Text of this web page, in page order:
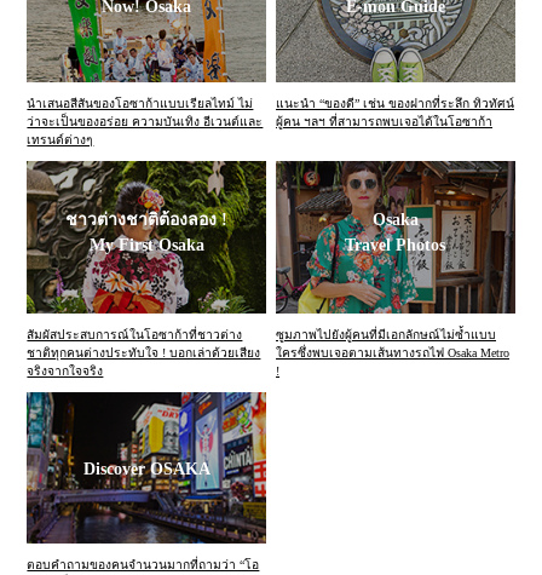
Now! Osaka
นำเสนอสีสันของโอซาก้าแบบเรียลไทม์ ไม่
ว่าจะเป็นของอร่อย ความบันเทิง อีเวนต์และ
เทรนด์ต่างๆ
E-mon Guide
แนะนำ “ของดี” เช่น ของฝากที่ระลึก ทิวทัศน์
ผู้คน ฯลฯ ที่สามารถพบเจอได้ในโอซาก้า
ชาวต่างชาติต้องลอง !
My First Osaka
สัมผัสประสบการณ์ในโอซาก้าที่ชาวต่าง
ชาติทุกคนต่างประทับใจ ! บอกเล่าด้วยเสียง
จริงจากใจจริง
Osaka
Travel Photos
ซูมภาพไปยังผู้คนที่มีเอกลักษณ์ไม่ซ้ำแบบ
ใครซึ่งพบเจอตามเส้นทางรถไฟ Osaka Metro
!
Discover OSAKA
ตอบคำถามของคนจำนวนมากที่ถามว่า “โอ